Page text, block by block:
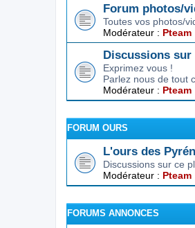
Forum photos/
Toutes vos photos/
Modérateur : Pteam
Discussions sur
Exprimez vous !
Parlez nous de tout
Modérateur : Pteam
FORUM OURS
L'ours des
Discussions sur ce
Modérateur : Pteam
FORUMS ANNONCES